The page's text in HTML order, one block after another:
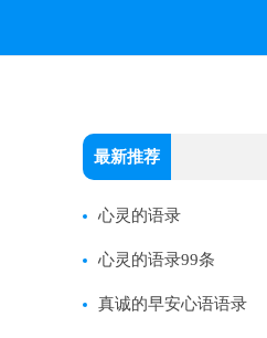
最新推荐
心灵的语录
心灵的语录99条
真诚的早安心语语录